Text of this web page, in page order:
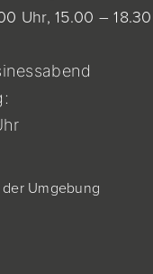
Uhr,15.00 –
Umgebung